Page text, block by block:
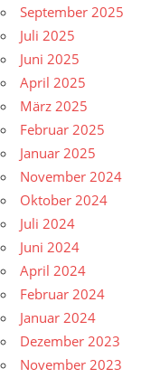
September 2025
Juli 2025
Juni 2025
April 2025
März 2025
Februar 2025
Januar 2025
November 2024
Oktober 2024
Juli 2024
Juni 2024
April 2024
Februar 2024
Januar 2024
Dezember 2023
November 2023